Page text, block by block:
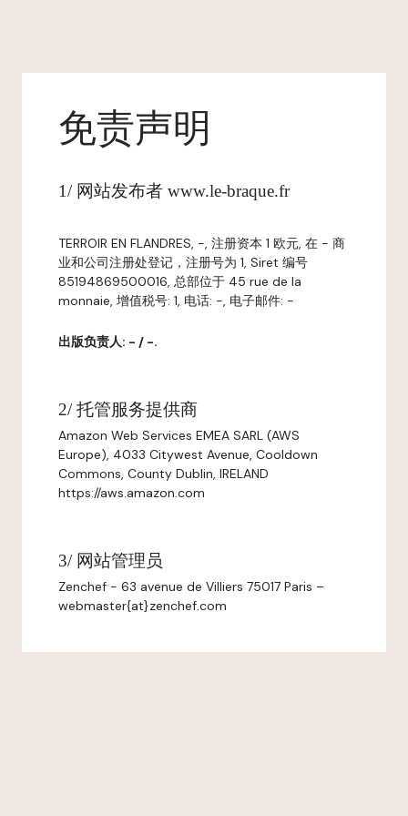
免责声明
1/ 网站发布者 www.le-braque.fr
TERROIR EN FLANDRES, -, 注册资本 1 欧元, 在 - 商
业和公司注册处登记，注册号为 1, Siret 编号
85194869500016, 总部位于 45 rue de la
monnaie, 增值税号: 1, 电话: -, 电子邮件: -
出版负责人: - / -.
2/ 托管服务提供商
Amazon Web Services EMEA SARL (AWS
Europe), 4033 Citywest Avenue, Cooldown
Commons, County Dublin, IRELAND
https://aws.amazon.com
3/ 网站管理员
Zenchef - 63 avenue de Villiers 75017 Paris –
webmaster{at}zenchef.com